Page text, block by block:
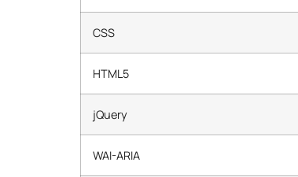
CSS
HTML5
jQuery
WAI-ARIA